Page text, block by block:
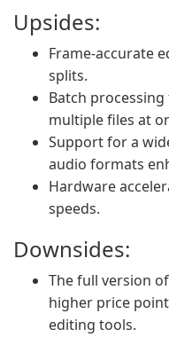
Upsides:
Frame-accurate
splits.
Batch
multiple files at
Support for a
audio formats
Hardware
speeds.
Downsides:
The full version
higher price
editing tools.